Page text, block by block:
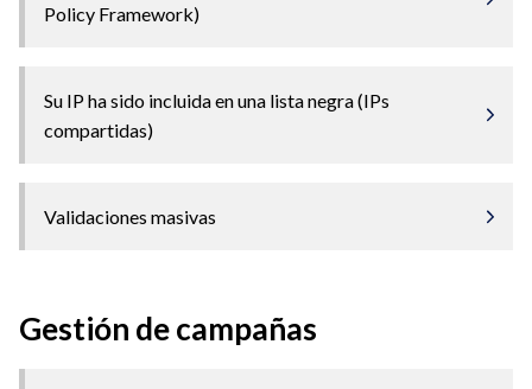
Policy Framework)
Su IP ha sido incluida en una lista negra (IPs
compartidas)
Validaciones masivas
Gestión de campañas